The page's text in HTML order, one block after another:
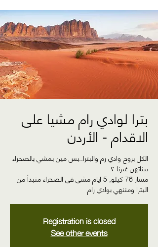
بترا لوادي رام مشيا على
الاقدام - الأردن
الكل بروح وادي رم والبترا..بس مين بمشي بالصحراء
مسار 76 كيلو, 5 ايام مشي في الصحراء منبدأ من
البترا ومننهي بوادي رام
Registration is closed
See other events